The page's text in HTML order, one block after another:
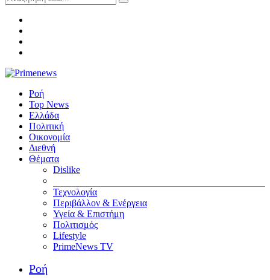
Ροή
Top News
Ελλάδα
Πολιτική
Οικονομία
Διεθνή
Θέματα
Dislike
Τεχνολογία
Περιβάλλον & Ενέργεια
Υγεία & Επιστήμη
Πολιτισμός
Lifestyle
PrimeNews TV
Ροή